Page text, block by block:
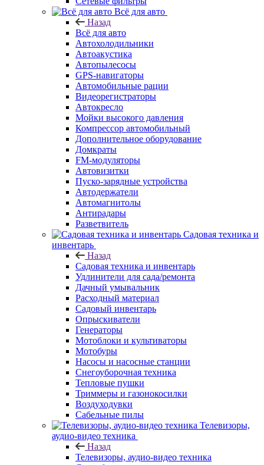
Всё для авто
Назад
Всё для авто
Автохолодильники
Автоакустика
Автопылесосы
GPS-навигаторы
Автомобильные рации
Видеорегистраторы
Автокресло
Мойки высокого давления
Компрессор автомобильный
Дополнительное оборудование
Домкраты
FM-модуляторы
Автовизитки
Пуско-зарядные устройства
Автодержатели
Автомагнитолы
Антирадары
Разветвитель
Садовая техника и
инвентарь
Назад
Садовая техника и инвентарь
Удлинители для сада/ремонта
Дачный умывальник
Расходный материал
Садовый инвентарь
Опрыскиватели
Генераторы
Мотоблоки и культиваторы
Мотобуры
Насосы и насосные станции
Снегоуборочная техника
Тепловые пушки
Триммеры и газонокосилки
Воздуходувки
Сабельные пилы
Телевизоры,
аудио-видео техника
Назад
Телевизоры, аудио-видео техника